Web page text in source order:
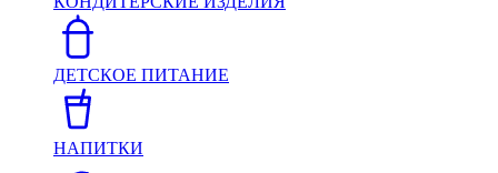
ДЕТСКОЕ ПИТАНИЕ
НАПИТКИ